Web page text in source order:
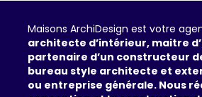
Maisons ArchiDesign est votre
architecte d’intérieur, maitre
partenaire d’un constructeur
bureau style architecte et
ou entreprise générale. Nous